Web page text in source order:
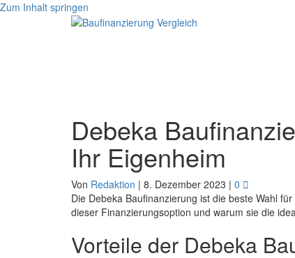
Zum Inhalt springen
Debeka
Ihr Eigenheim
Von Redaktion | 8. Dezember 2023 | 0
Die Debeka Baufinanzierung ist die beste Wahl
dieser Finanzierungsoption und warum sie die
Vorteile der Debeka